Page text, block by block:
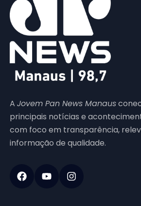
A Jovem Pan News Manaus
principais notícias e
com foco em transparência,
informação de qualidade.